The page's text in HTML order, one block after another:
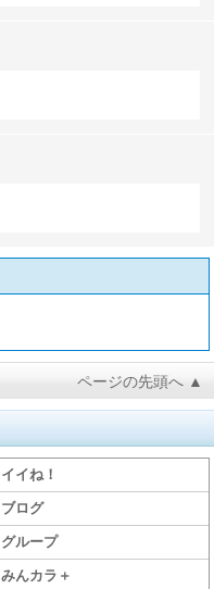
ページの先頭へ ▲
イイね！
ブログ
グループ
みんカラ＋